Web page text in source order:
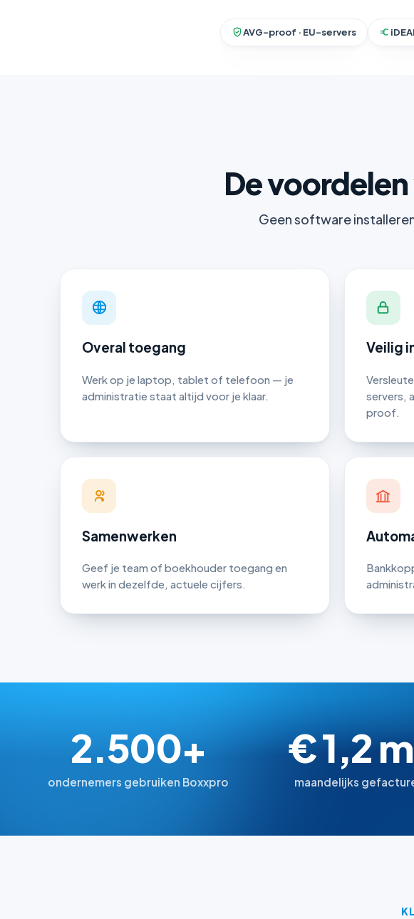
AVG-proof · EU-servers
De
Geen software
Overal toegang
Werk op je laptop, tablet of telefoon — je
administratie staat altijd voor je klaar.
Veilig
servers,
proof.
Samenwerken
Geef je team of boekhouder toegang en
werk in dezelfde, actuele cijfers.
2.500+
ondernemers gebruiken Boxxpro
€ 1,2
maandelijks